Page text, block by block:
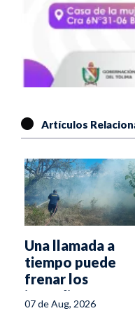
Artículos
Una llamada a
tiempo puede
frenar los
incendios
forestales en el
07 de Aug, 2026